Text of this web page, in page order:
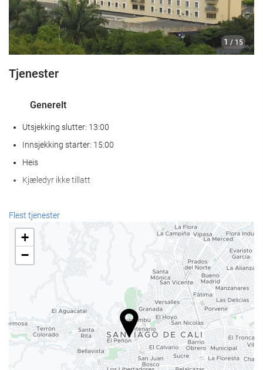
1 / 15
Tjenester
Generelt
Utsjekking slutter: 13:00
Innsjekking starter: 15:00
Heis
Kjæledyr ikke tillatt
Velvære
Spa
Dampbad
Badstue
Treningsrom
Svømmebasseng
Svømmebasseng
Barnebasseng
Flest tjenester
+
−